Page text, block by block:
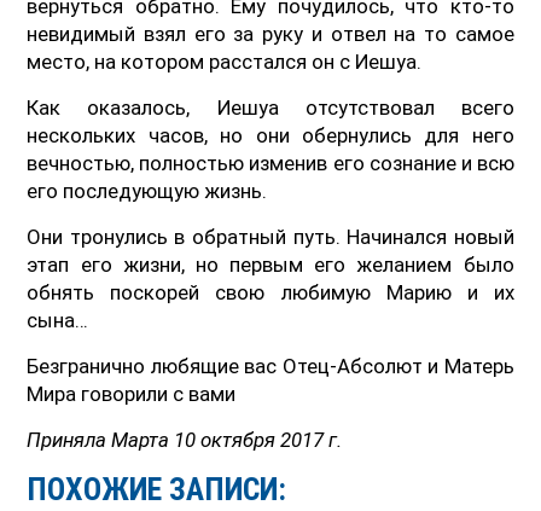
вернуться обратно. Ему почудилось, что кто-то
невидимый взял его за руку и отвел на то самое
место, на котором расстался он с Иешуа.
Как оказалось, Иешуа отсутствовал всего
нескольких часов, но они обернулись для него
вечностью, полностью изменив его сознание и всю
его последующую жизнь.
Они тронулись в обратный путь. Начинался новый
этап его жизни, но первым его желанием было
обнять поскорей свою любимую Марию и их
сына…
Безгранично любящие вас Отец-Абсолют и Матерь
Мира говорили с вами
Приняла Марта 10 октября 2017 г.
ПОХОЖИЕ ЗАПИСИ: